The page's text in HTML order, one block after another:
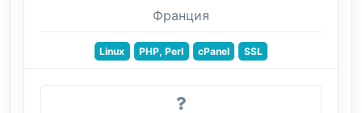
Франция
Linux PHP, Perl cPanel SSL